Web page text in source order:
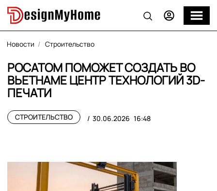
Новости Строительство
РОСАТОМ ПОМОЖЕТ СОЗДАТЬ ВО
ВЬЕТНАМЕ ЦЕНТР ТЕХНОЛОГИЙ 3D-
ПЕЧАТИ
СТРОИТЕЛЬСТВО 30.06.2026 16:48